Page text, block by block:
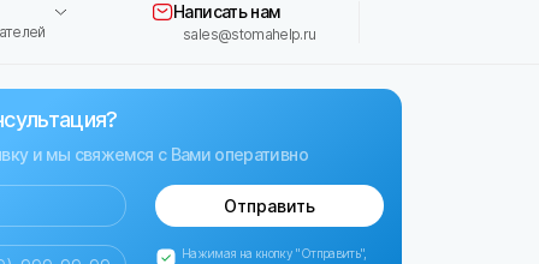
Написать нам
sales@stomahelp.ru
и мы свяжемся с Вами оперативно
Отправить
Нажимая на кнопку "Отправить",